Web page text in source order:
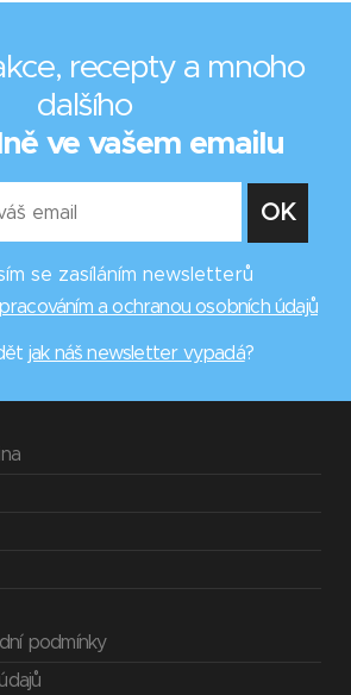
recepty a mnoho
dalšího
ve vašem emailu
se zasíláním newsletterů
a ochranou osobních údajů
jak náš newsletter vypadá?
podmínky